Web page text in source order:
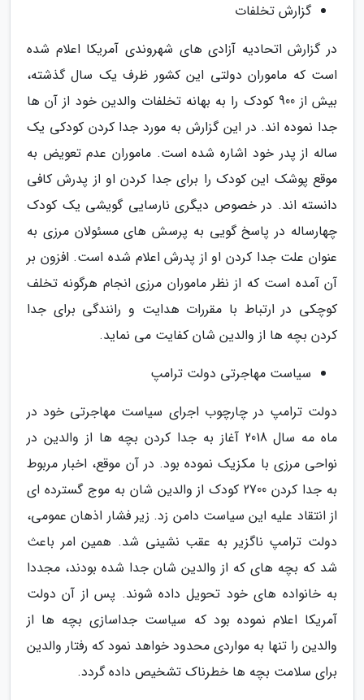
گزارش تخلفات
در گزارش اتحادیه آزادی های شهروندی آمریکا اعلام شده
است که ماموران دولتی این کشور ظرف یک سال گذشته،
بیش از 900 کودک را به بهانه تخلفات والدین خود از آن ها
جدا نموده اند. در این گزارش به مورد جدا کردن کودکی یک
ساله از پدر خود اشاره شده است. ماموران عدم تعویض به
موقع پوشک این کودک را برای جدا کردن او از پدرش کافی
دانسته اند. در خصوص دیگری نارسایی گویشی یک کودک
چهارساله در پاسخ گویی به پرسش های مسئولان مرزی به
عنوان علت جدا کردن او از پدرش اعلام شده است. افزون بر
آن آمده است که از نظر ماموران مرزی انجام هرگونه تخلف
کوچکی در ارتباط با مقررات هدایت و رانندگی برای جدا
کردن بچه ها از والدین شان کفایت می نماید.
سیاست مهاجرتی دولت ترامپ
دولت ترامپ در چارچوب اجرای سیاست مهاجرتی خود در
ماه مه سال 2018 آغاز به جدا کردن بچه ها از والدین در
نواحی مرزی با مکزیک نموده بود. در آن موقع، اخبار مربوط
به جدا کردن 2700 کودک از والدین شان به موج گسترده ای
از انتقاد علیه این سیاست دامن زد. زیر فشار اذهان عمومی،
دولت ترامپ ناگزیر به عقب نشینی شد. همین امر باعث
شد که بچه های که از والدین شان جدا شده بودند، مجددا
به خانواده های خود تحویل داده شوند. پس از آن دولت
آمریکا اعلام نموده بود که سیاست جداسازی بچه ها از
والدین را تنها به مواردی محدود خواهد نمود که رفتار والدین
برای سلامت بچه ها خطرناک تشخیص داده گردد.